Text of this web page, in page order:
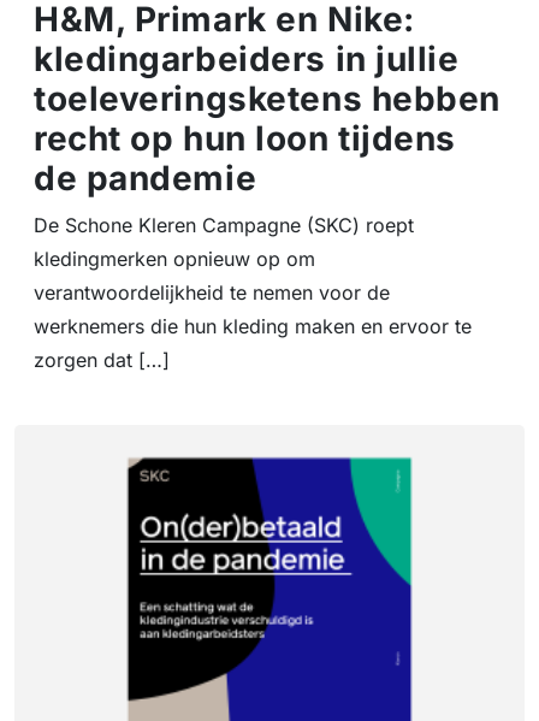
H&M, Primark en Nike:
kledingarbeiders in jullie
toeleveringsketens hebben
recht op hun loon tijdens
de pandemie
De Schone Kleren Campagne (SKC) roept
kledingmerken opnieuw op om
verantwoordelijkheid te nemen voor de
werknemers die hun kleding maken en ervoor te
zorgen dat […]